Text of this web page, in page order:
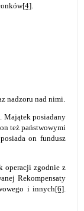
[4].
nadzoru nad nimi.
Majątek posiadany
też państwowymi
on fundusz
operacji zgodnie z
Rekompensaty
i innych[6].